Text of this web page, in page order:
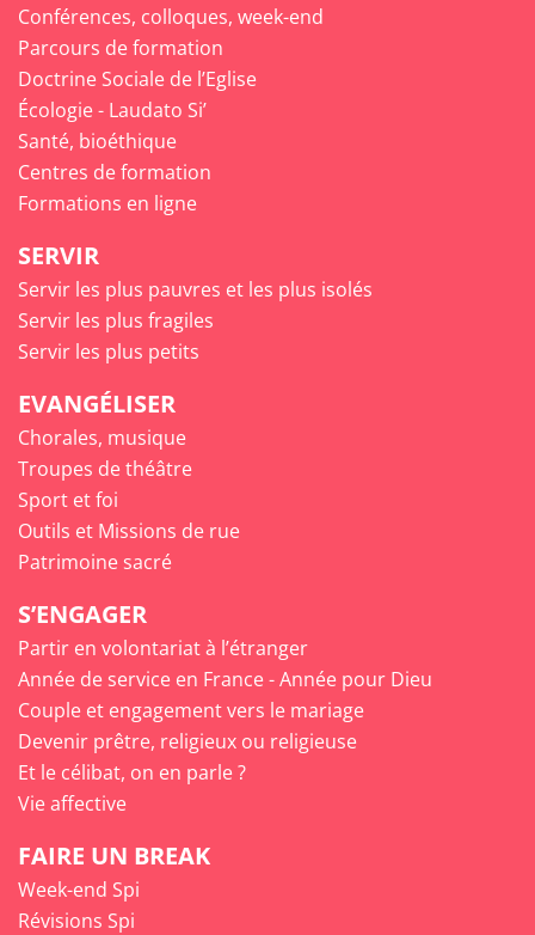
Conférences, colloques, week-end
Parcours de formation
Doctrine Sociale de l’Eglise
Écologie - Laudato Si’
Santé, bioéthique
Centres de formation
Formations en ligne
SERVIR
Servir les plus pauvres et les plus isolés
Servir les plus fragiles
Servir les plus petits
EVANGÉLISER
Chorales, musique
Troupes de théâtre
Sport et foi
Outils et Missions de rue
Patrimoine sacré
S’ENGAGER
Partir en volontariat à l’étranger
Année de service en France - Année pour Dieu
Couple et engagement vers le mariage
Devenir prêtre, religieux ou religieuse
Et le célibat, on en parle ?
Vie affective
FAIRE UN BREAK
Week-end Spi
Révisions Spi